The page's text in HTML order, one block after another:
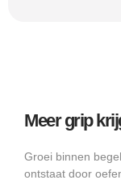
Meer grip
Groei binnen
ontstaat door